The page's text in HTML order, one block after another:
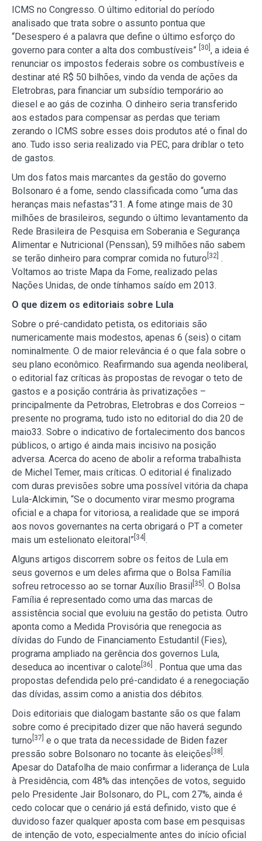
ICMS no Congresso. O último editorial do período
analisado que trata sobre o assunto pontua que
“Desespero é a palavra que define o último esforço do
governo para conter a alta dos combustíveis” [30] , a ideia é
renunciar os impostos federais sobre os combustíveis e
destinar até R$ 50 bilhões, vindo da venda de ações da
Eletrobras, para financiar um subsídio temporário ao
diesel e ao gás de cozinha. O dinheiro seria transferido
aos estados para compensar as perdas que teriam
zerando o ICMS sobre esses dois produtos até o final do
ano. Tudo isso seria realizado via PEC, para driblar o teto
de gastos.
Um dos fatos mais marcantes da gestão do governo
Bolsonaro é a fome, sendo classificada como “uma das
heranças mais nefastas”31. A fome atinge mais de 30
milhões de brasileiros, segundo o último levantamento da
Rede Brasileira de Pesquisa em Soberania e Segurança
Alimentar e Nutricional (Penssan), 59 milhões não sabem
se terão dinheiro para comprar comida no futuro [32] .
Voltamos ao triste Mapa da Fome, realizado pelas
Nações Unidas, de onde tínhamos saído em 2013.
O que dizem os editoriais sobre Lula
Sobre o pré-candidato petista, os editoriais são
numericamente mais modestos, apenas 6 (seis) o citam
nominalmente. O de maior relevância é o que fala sobre o
seu plano econômico. Reafirmando sua agenda neoliberal,
o editorial faz críticas às propostas de revogar o teto de
gastos e a posição contrária às privatizações –
principalmente da Petrobras, Eletrobras e dos Correios –
presente no programa, tudo isto no editorial do dia 20 de
maio33. Sobre o indicativo de fortalecimento dos bancos
públicos, o artigo é ainda mais incisivo na posição
adversa. Acerca do aceno de abolir a reforma trabalhista
de Michel Temer, mais críticas. O editorial é finalizado
com duras previsões sobre uma possível vitória da chapa
Lula-Alckimin, “Se o documento virar mesmo programa
oficial e a chapa for vitoriosa, a realidade que se imporá
aos novos governantes na certa obrigará o PT a cometer
mais um estelionato eleitoral” [34] .
Alguns artigos discorrem sobre os feitos de Lula em
seus governos e um deles afirma que o Bolsa Família
sofreu retrocesso ao se tornar Auxílio Brasil [35] . O Bolsa
Família é representado como uma das marcas de
assistência social que evoluiu na gestão do petista. Outro
aponta como a Medida Provisória que renegocia as
dívidas do Fundo de Financiamento Estudantil (Fies),
programa ampliado na gerência dos governos Lula,
deseduca ao incentivar o calote [36] . Pontua que uma das
propostas defendida pelo pré-candidato é a renegociação
das dívidas, assim como a anistia dos débitos.
Dois editoriais que dialogam bastante são os que falam
sobre como é precipitado dizer que não haverá segundo
turno [37] e o que trata da necessidade de Biden fazer
pressão sobre Bolsonaro no tocante às eleições [38] .
Apesar do Datafolha de maio confirmar a liderança de Lula
à Presidência, com 48% das intenções de votos, seguido
pelo Presidente Jair Bolsonaro, do PL, com 27%, ainda é
cedo colocar que o cenário já está definido, visto que é
duvidoso fazer qualquer aposta com base em pesquisas
de intenção de voto, especialmente antes do início oficial